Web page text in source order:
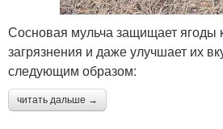
Сосновая мульча защищает ягоды
загрязнения и даже улучшает их
следующим образом:
читать дальше →